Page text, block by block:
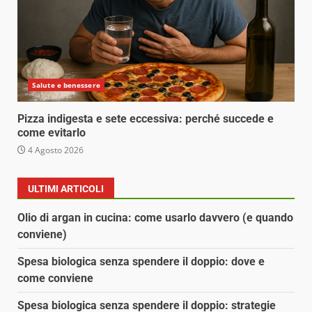
Salute e benessere
Pizza indigesta e sete eccessiva: perché succede e
come evitarlo
4 Agosto 2026
ULTIMI ARTICOLI
Olio di argan in cucina: come usarlo davvero (e quando
conviene)
Spesa biologica senza spendere il doppio: dove e
come conviene
Spesa biologica senza spendere il doppio: strategie